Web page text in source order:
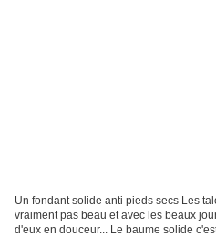
Un fondant solide anti pieds secs Les
vraiment pas beau et avec les beaux
d'eux en douceur... Le baume solide